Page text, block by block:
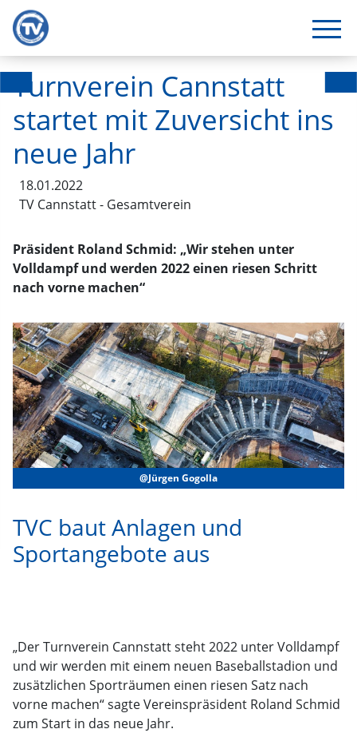
Turnverein Cannstatt
startet mit Zuversicht ins
neue Jahr
18.01.2022
TV Cannstatt - Gesamtverein
Präsident Roland Schmid: „Wir stehen unter
Volldampf und werden 2022 einen riesen Schritt
nach vorne machen“
@Jürgen Gogolla
TVC baut Anlagen und
Sportangebote aus
„Der Turnverein Cannstatt steht 2022 unter Volldampf
und wir werden mit einem neuen Baseballstadion und
zusätzlichen Sporträumen einen riesen Satz nach
vorne machen“ sagte Vereinspräsident Roland Schmid
zum Start in das neue Jahr.